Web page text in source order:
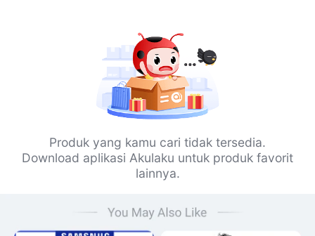
Produk yang kamu cari tidak tersedia.
Download aplikasi Akulaku untuk produk favorit
lainnya.